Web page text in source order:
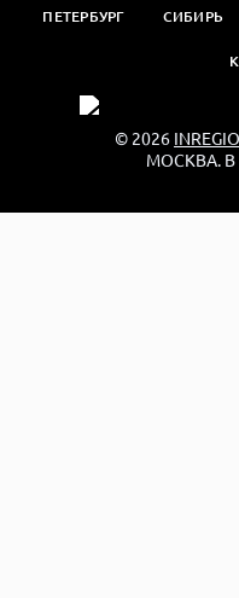
ПЕТЕРБУРГ СИБИРЬ
© 2026
МОСКВА. В